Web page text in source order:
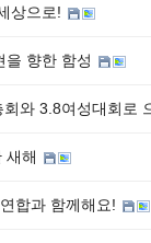
상으로!
을 향한 함성
와 3.8여성대회로
새해
합과 함께해요!